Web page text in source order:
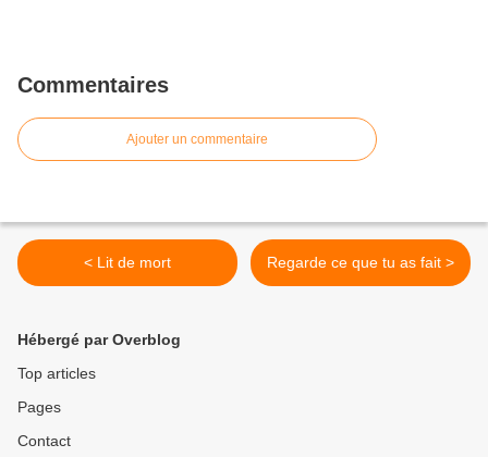
Commentaires
Ajouter un commentaire
< Lit de mort Regarde ce que tu as fait >
Hébergé par Overblog
Top articles
Pages
Contact